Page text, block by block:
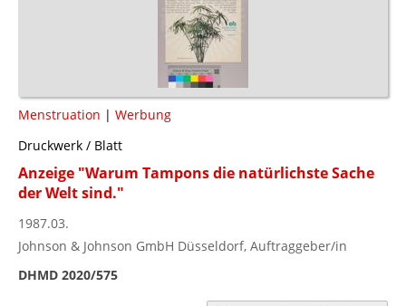
Menstruation | Werbung
Druckwerk / Blatt
Anzeige "Warum Tampons die natürlichste Sache
der Welt sind."
1987.03.
Johnson & Johnson GmbH Düsseldorf, Auftraggeber/in
DHMD 2020/575